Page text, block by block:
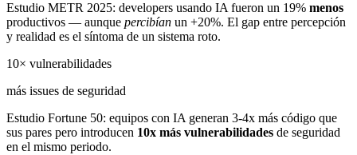
Estudio METR 2025: developers usando IA fueron un 19% menos
productivos — aunque percibían un +20%. El gap entre percepción
y realidad es el síntoma de un sistema roto.
10× vulnerabilidades
más issues de seguridad
Estudio Fortune 50: equipos con IA generan 3-4x más código que
sus pares pero introducen 10x más vulnerabilidades de seguridad
en el mismo periodo.